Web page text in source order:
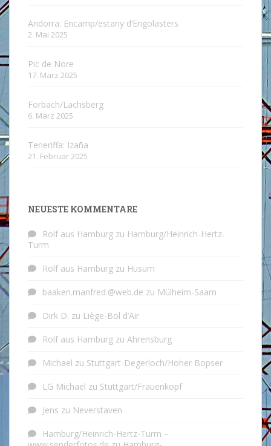
Andorra: Encamp/estany d’Engolasters
2. Mai 2025
Pic de Nore
17. März 2025
Forbach/Lachsberg
6. März 2025
Teneriffa: Izaña
21. Februar 2025
NEUESTE KOMMENTARE
Rolf aus Hamburg zu Hamburg/Heinrich-Hertz-
Turm
Rolf aus Hamburg zu Husum
baaken.manfred.@web.de zu Mülheim-Saarn
Dirk D. zu Liège-Bol d’Air
Rolf aus Hamburg zu Ahrensburg
Michael zu Stuttgart-Degerloch/Hoher Bopser
LG Michael zu Stuttgart/Frauenkopf
Jens zu Neverstaven
Hamburg/Heinrich-Hertz-Turm –